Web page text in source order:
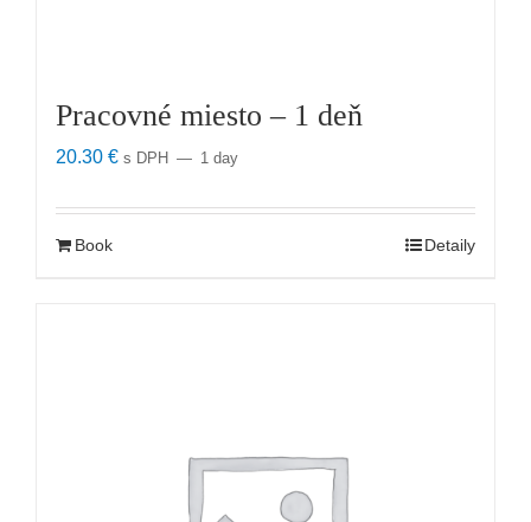
Pracovné miesto – 1 deň
20.30 € s DPH 1 day
Book Detaily